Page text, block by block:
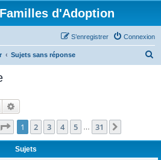
d'Adoption
Connexion
S’enregistrer
Sujets sans réponse
c
Rechercher
Page 1sur31
1 2 3 4 5 31
Sujets